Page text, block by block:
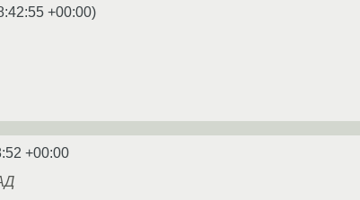
+00:00)
+00:00